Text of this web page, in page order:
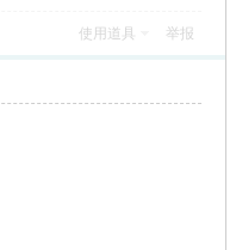
使用道具 举报